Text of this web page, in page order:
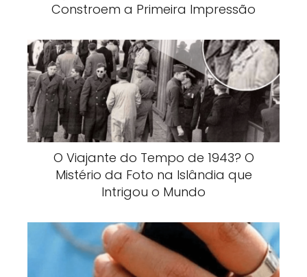
Constroem a Primeira Impressão
O Viajante do Tempo de 1943? O
Mistério da Foto na Islândia que
Intrigou o Mundo